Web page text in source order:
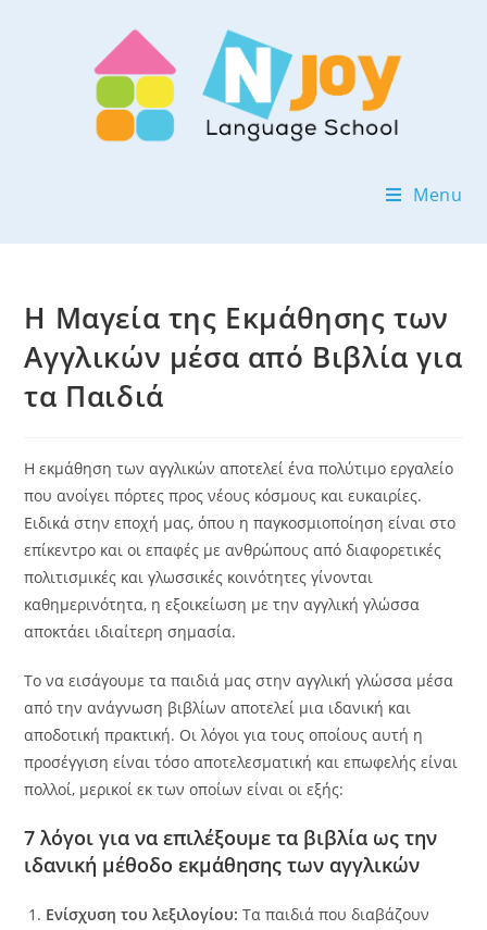
Menu
Η Μαγεία της Εκμάθησης των
Αγγλικών μέσα από Βιβλία για
τα Παιδιά
Η εκμάθηση των αγγλικών αποτελεί ένα πολύτιμο εργαλείο
που ανοίγει πόρτες προς νέους κόσμους και ευκαιρίες.
Ειδικά στην εποχή μας, όπου η παγκοσμιοποίηση είναι στο
επίκεντρο και οι επαφές με ανθρώπους από διαφορετικές
πολιτισμικές και γλωσσικές κοινότητες γίνονται
καθημερινότητα, η εξοικείωση με την αγγλική γλώσσα
αποκτάει ιδιαίτερη σημασία.
Το να εισάγουμε τα παιδιά μας στην αγγλική γλώσσα μέσα
από την ανάγνωση βιβλίων αποτελεί μια ιδανική και
αποδοτική πρακτική. Οι λόγοι για τους οποίους αυτή η
προσέγγιση είναι τόσο αποτελεσματική και επωφελής είναι
πολλοί, μερικοί εκ των οποίων είναι οι εξής:
7 λόγοι για να επιλέξουμε τα βιβλία ως την
ιδανική μέθοδο εκμάθησης των αγγλικών
Ενίσχυση του λεξιλογίου: Τα παιδιά που διαβάζουν